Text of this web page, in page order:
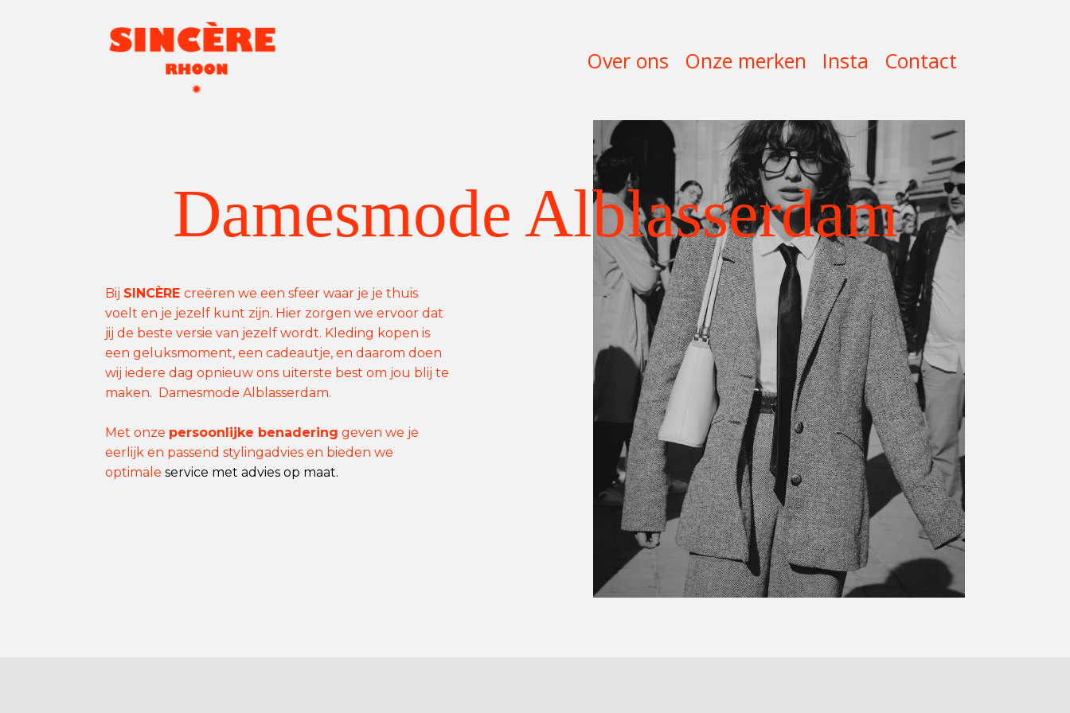
Over ons Onze merken Insta Contact
Damesmode Alblasserdam
Bij SINCÈRE creëren we een sfeer waar je je thuis
voelt en je jezelf kunt zijn. Hier zorgen we ervoor dat
jij de beste versie van jezelf wordt. Kleding kopen is
een geluksmoment, een cadeautje, en daarom doen
wij iedere dag opnieuw ons uiterste best om jou blij te
maken. Damesmode Alblasserdam.
Met onze persoonlijke benadering geven we je
eerlijk en passend stylingadvies en bieden we
optimale service met advies op maat.